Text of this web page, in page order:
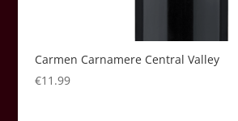
Carmen Carnamere Central Valley
€11.99